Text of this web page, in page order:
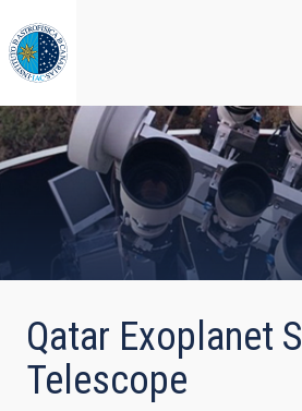
to
main
content
Qatar Exoplanet
Telescope